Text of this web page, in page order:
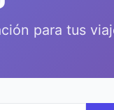
para tus